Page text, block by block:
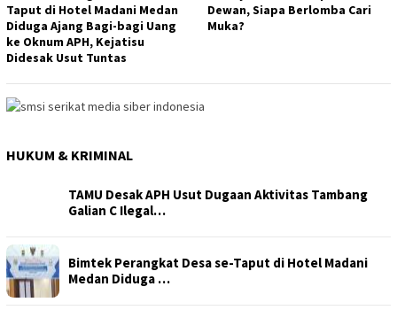
Taput di Hotel Madani Medan
Diduga Ajang Bagi-bagi Uang
ke Oknum APH, Kejatisu
Didesak Usut Tuntas
Dewan, Siapa Berlomba Cari
Muka?
HUKUM & KRIMINAL
TAMU Desak APH Usut Dugaan Aktivitas Tambang
Galian C Ilegal…
Bimtek Perangkat Desa se-Taput di Hotel Madani
Medan Diduga …